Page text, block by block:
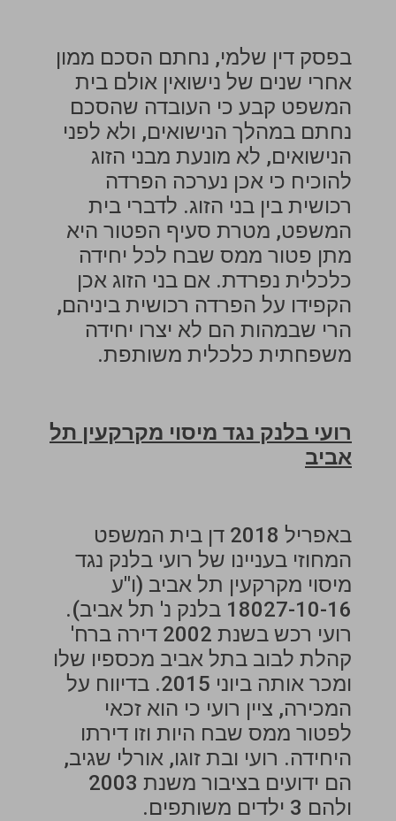
בפסק דין שלמי, נחתם הסכם ממון
אחרי שנים של נישואין אולם בית
המשפט קבע כי העובדה שהסכם
נחתם במהלך הנישואים, ולא לפני
הנישואים, לא מונעת מבני הזוג
להוכיח כי אכן נערכה הפרדה
רכושית בין בני הזוג. לדברי בית
המשפט, מטרת סעיף הפטור היא
מתן פטור ממס שבח לכל יחידה
כלכלית נפרדת. אם בני הזוג אכן
הקפידו על הפרדה רכושית ביניהם,
הרי שבמהות הם לא יצרו יחידה
משפחתית כלכלית משותפת.
רועי בלנק נגד מיסוי מקרקעין תל
אביב
באפריל 2018 דן בית המשפט
המחוזי בעניינו של רועי בלנק נגד
מיסוי מקרקעין תל אביב (ו"ע
18027-10-16 בלנק נ' תל אביב).
רועי רכש בשנת 2002 דירה ברח'
קהלת לבוב בתל אביב מכספיו שלו
ומכר אותה ביוני 2015. בדיווח על
המכירה, ציין רועי כי הוא זכאי
לפטור ממס שבח היות וזו דירתו
היחידה. רועי ובת זוגו, אורלי שגיב,
הם ידועים בציבור משנת 2003
ולהם 3 ילדים משותפים.